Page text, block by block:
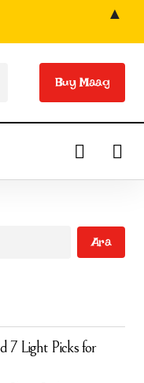
Buy Maag
Buy Maag
Ara
7 Light Picks for
▲